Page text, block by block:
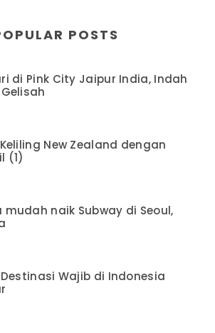
POSTS
di Pink City Jaipur India, Indah
New Zealand dengan
(1)
mudah naik Subway di Seoul,
Wajib di Indonesia